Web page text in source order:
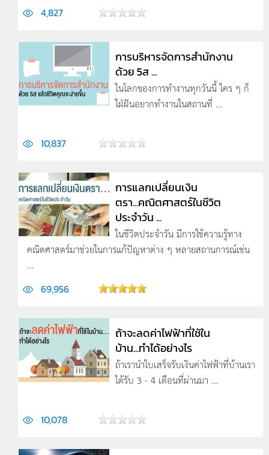
4,827
การบริหารจัดการสำนักงาน
ด้วย 5ส ...
ในโลกของการทำงานทุกวันนี้ ใคร ๆ ก็
ใฝ่ฝันอยากทำงานในสถานที่ ...
10,837
การแลกเปลี่ยนเงิน
ตรา...คณิตศาสตร์ในชีวิต
ประจำวัน ...
ในชีวิตประจำวัน มีการใช้ความรู้ทาง
คณิตศาสตร์มาช่วยในการแก้ปัญหาต่าง ๆ หลายสถานการณ์เช่น
...
69,956
ถ้าจะลดค่าไฟฟ้าที่ใช้ใน
บ้าน...ทำได้อย่างไร
ถ้าเรานำใบเสร็จรับเงินค่าไฟฟ้าที่บ้านเรา
ได้รับ 3 - 4 เดือนที่ผ่านมา ...
10,078